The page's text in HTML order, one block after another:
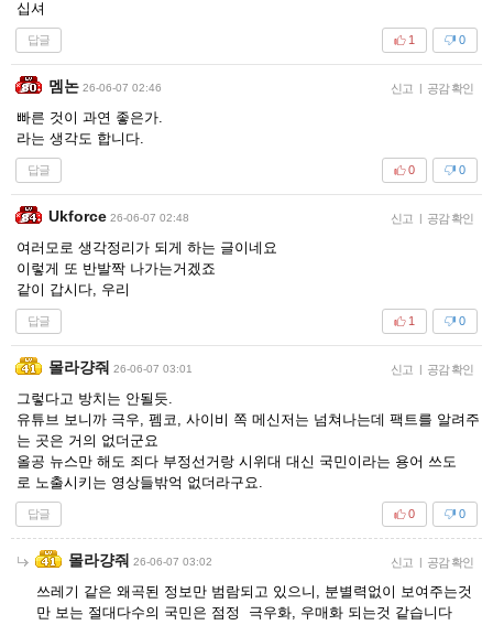
십셔
답글 0
1
멤논 26-06-07 02:46 신고 | 공감 확인
빠른 것이 과연 좋은가.
라는 생각도 합니다.
답글 0
0
Ukforce 26-06-07 02:48 신고 | 공감 확인
여러모로 생각정리가 되게 하는 글이네요
이렇게 또 반발짝 나가는거겠죠
같이 갑시다, 우리
답글 0
1
몰라걍줘 26-06-07 03:01 신고 | 공감 확인
그렇다고 방치는 안될듯.
유튜브 보니까 극우, 펨코, 사이비 쪽 메신저는 넘쳐나는데 팩트를 알려주
는 곳은 거의 없더군요
올공 뉴스만 해도 죄다 부정선거랑 시위대 대신 국민이라는 용어 쓰도
로 노출시키는 영상들밖억 없더라구요.
답글 0
0
몰라걍줘 26-06-07 03:02 신고 | 공감 확인
쓰레기 같은 왜곡된 정보만 범람되고 있으니, 분별력없이 보여주는것
만 보는 절대다수의 국민은 점정 극우화, 우매화 되는것 같습니다